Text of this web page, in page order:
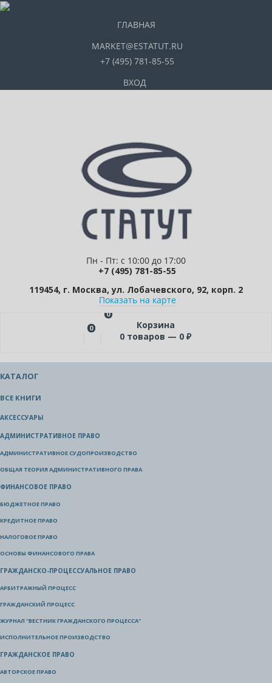
ГЛАВНАЯ
MARKET@ESTATUT.RU
+7 (495) 781-85-55
ВХОД
Пн - Пт: с 10:00 до 17:00
+7 (495) 781-85-55
119454, г. Москва, ул. Лобачевского, 92, корп. 2
Показать на карте
0
0
Корзина
0 товаров — 0 ₽
КАТАЛОГ
ВСЕ КНИГИ
АКСЕССУАРЫ
АДМИНИСТРАТИВНОЕ ПРАВО
АДМИНИСТРАТИВНОЕ СУДОПРОИЗВОДСТВО
ОБЩАЯ ТЕОРИЯ АДМИНИСТРАТИВНОГО ПРАВА
ФИНАНСОВОЕ ПРАВО
БЮДЖЕТНОЕ ПРАВО
КРЕДИТНОЕ ПРАВО
НАЛОГОВОЕ ПРАВО
ОСНОВЫ ФИНАНСОВОГО ПРАВА
ГРАЖДАНСКО-ПРОЦЕССУАЛЬНОЕ ПРАВО
АРБИТРАЖНЫЙ ПРОЦЕСС
ГРАЖДАНСКИЙ ПРОЦЕСС
ЖУРНАЛ "ВЕСТНИК ГРАЖДАНСКОГО ПРОЦЕССА"
ИСПОЛНИТЕЛЬНОЕ ПРОИЗВОДСТВО
ГРАЖДАНСКОЕ ПРАВО
АВТОРСКОЕ ПРАВО